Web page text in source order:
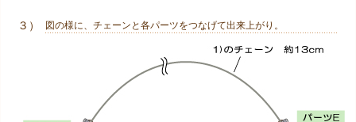
３） 図の様に、チェーンと各パーツをつなげて出来上がり。